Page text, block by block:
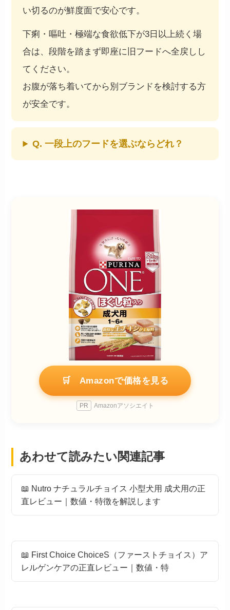
い切るのが鮮度面で安心です。
下痢・嘔吐・極端な食欲低下が3日以上続く場
合は、段階を踏まず即座に旧フードへ全戻しし
てください。
お腹が落ち着いてから別ブランドを検討する方
が安全です。
Q. 一段上のフードを選ぶならどれ？
🛒 Amazonで価格を見る
PR Amazonアソシエイト
あわせて読みたい関連記事
📖 Nutro ナチュラルチョイス 小型犬用 成犬用の正
直レビュー｜数値・特徴を解説します
📖 First Choice ChoiceS（ファーストチョイス）ア
レルゲンケアの正直レビュー｜数値・特